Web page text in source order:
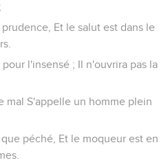
Et le salut est dans le
l'insensé ; Il n'ouvrira pas la
mal S'appelle un homme plein
péché, Et le moqueur est en